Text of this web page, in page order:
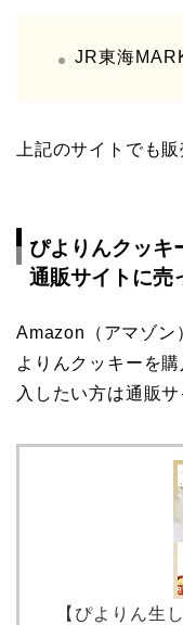
JR東海
上記のサイトでも
ぴよりんクッ
通販サイトに売
Amazon（アマゾン
よりんクッキーを
入したい方は通販
【ぴよりん生